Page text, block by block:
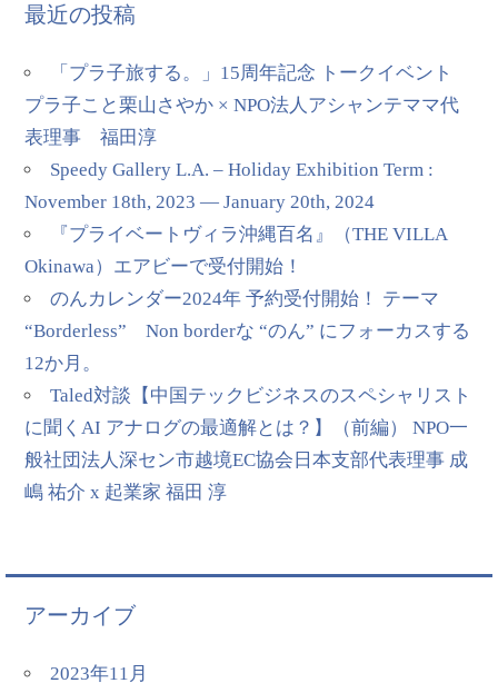
最近の投稿
「プラ子旅する。」15周年記念 トークイベント
プラ子こと栗山さやか × NPO法人アシャンテママ代
表理事 福田淳
Speedy Gallery L.A. – Holiday Exhibition Term :
November 18th, 2023 — January 20th, 2024
『プライベートヴィラ沖縄百名』（THE VILLA
Okinawa）エアビーで受付開始！
のんカレンダー2024年 予約受付開始！ テーマ
“Borderless” Non borderな “のん” にフォーカスする
12か月。
Taled対談【中国テックビジネスのスペシャリスト
に聞くAI アナログの最適解とは？】（前編） NPO一
般社団法人深セン市越境EC協会日本支部代表理事 成
嶋 祐介 x 起業家 福田 淳
アーカイブ
2023年11月